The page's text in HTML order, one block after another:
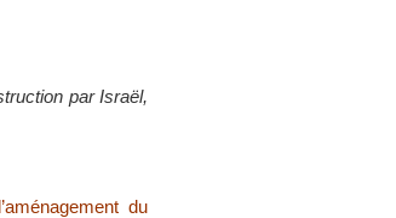
par Israël,
du